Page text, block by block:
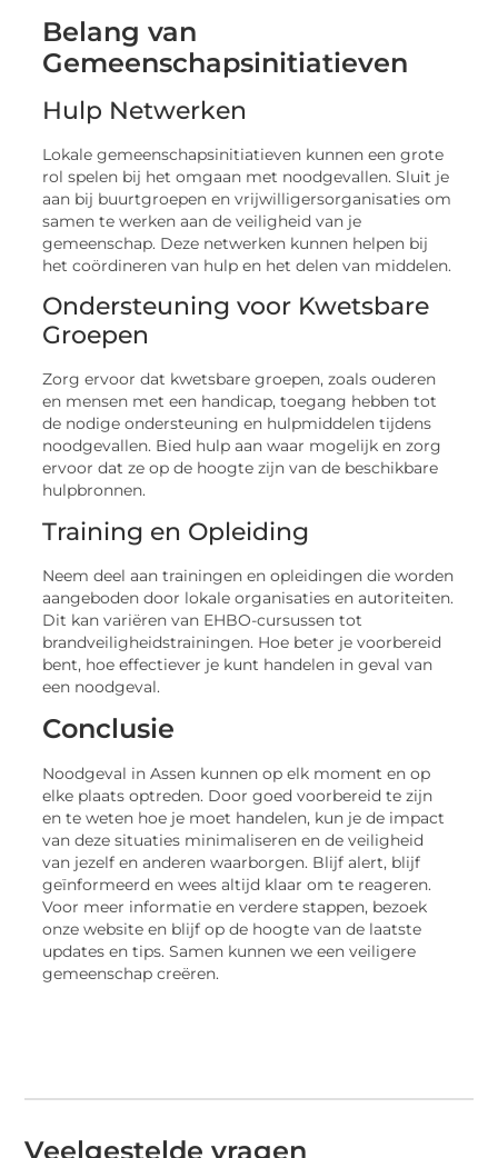
Belang van
Gemeenschapsinitiatieven
Hulp Netwerken
Lokale gemeenschapsinitiatieven kunnen een grote
rol spelen bij het omgaan met noodgevallen. Sluit je
aan bij buurtgroepen en vrijwilligersorganisaties om
samen te werken aan de veiligheid van je
gemeenschap. Deze netwerken kunnen helpen bij
het coördineren van hulp en het delen van middelen.
Ondersteuning voor Kwetsbare
Groepen
Zorg ervoor dat kwetsbare groepen, zoals ouderen
en mensen met een handicap, toegang hebben tot
de nodige ondersteuning en hulpmiddelen tijdens
noodgevallen. Bied hulp aan waar mogelijk en zorg
ervoor dat ze op de hoogte zijn van de beschikbare
hulpbronnen.
Training en Opleiding
Neem deel aan trainingen en opleidingen die worden
aangeboden door lokale organisaties en autoriteiten.
Dit kan variëren van EHBO-cursussen tot
brandveiligheidstrainingen. Hoe beter je voorbereid
bent, hoe effectiever je kunt handelen in geval van
een noodgeval.
Conclusie
Noodgeval in Assen kunnen op elk moment en op
elke plaats optreden. Door goed voorbereid te zijn
en te weten hoe je moet handelen, kun je de impact
van deze situaties minimaliseren en de veiligheid
van jezelf en anderen waarborgen. Blijf alert, blijf
geïnformeerd en wees altijd klaar om te reageren.
Voor meer informatie en verdere stappen, bezoek
onze website en blijf op de hoogte van de laatste
updates en tips. Samen kunnen we een veiligere
gemeenschap creëren.
Veelgestelde vragen